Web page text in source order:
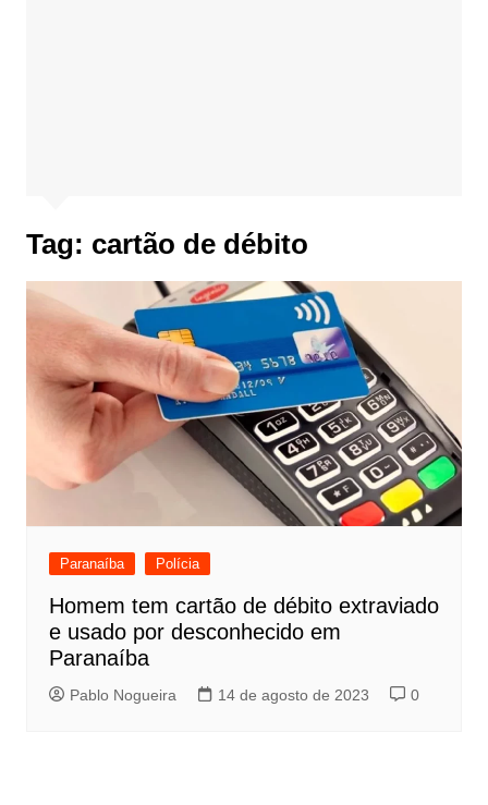
Tag: cartão de débito
Paranaíba Polícia
Homem tem cartão de débito extraviado
e usado por desconhecido em
Paranaíba
Pablo Nogueira 14 de agosto de 2023 0